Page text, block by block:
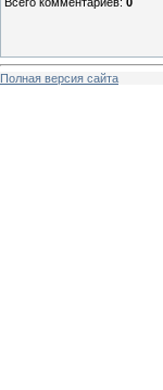
Полная версия сайта